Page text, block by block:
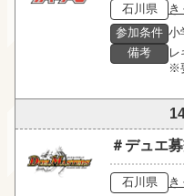
石川県
参加条件 小
備考
※
＃デュエ
石川県